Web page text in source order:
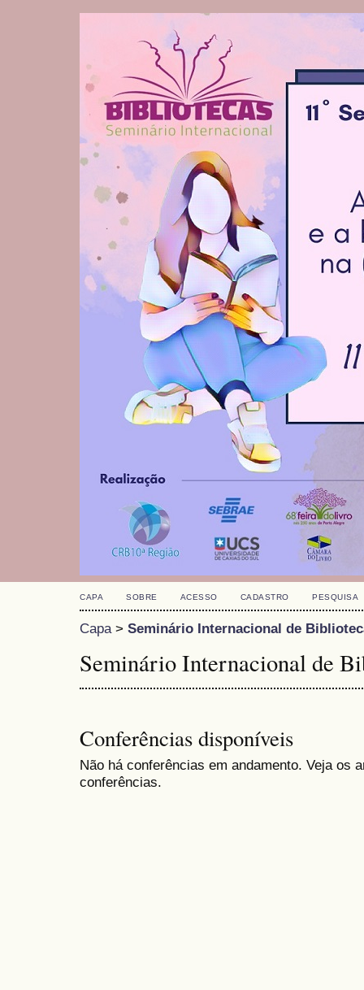
CAPA SOBRE ACESSO CADASTRO PESQUISA
Capa> Seminário Internacional de
Seminário Internacional de
Conferências disponíveis
Não há conferências em andamento. Veja os
conferências.